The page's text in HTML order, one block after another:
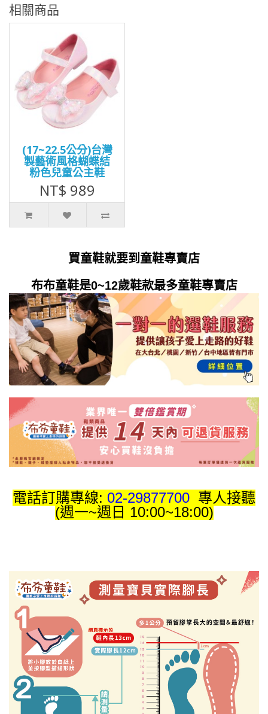
相關商品
(17~22.5公分)台灣
製藝術風格蝴蝶結
粉色兒童公主鞋
NT$ 989
買童鞋就要到童鞋專賣店
布布童鞋是0~12歲鞋款最多童鞋專賣店
電話訂購專線: 02-29877700 專人接聽
(週一~週日 10:00~18:00)